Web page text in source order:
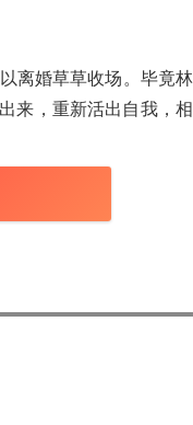
离婚草草收场。毕竟
来，重新活出自我，